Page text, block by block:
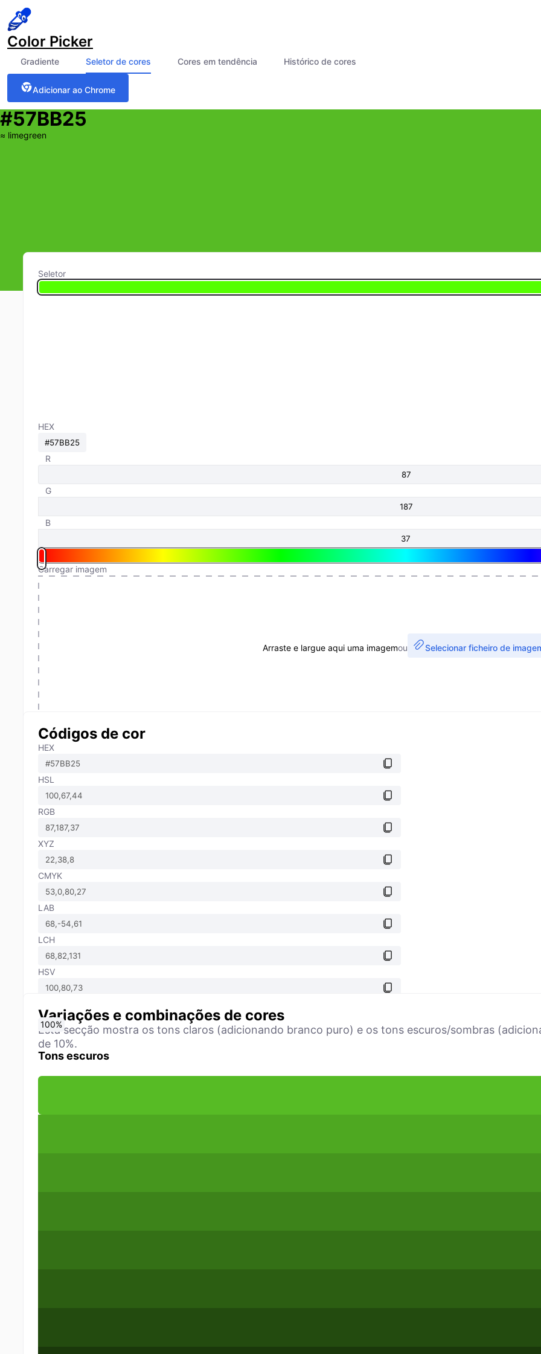
Color Picker
Gradiente Seletor de cores Cores em tendência Histórico de cores
Adicionar ao Chrome
#57BB25
≈ limegreen
Seletor
HEX
R
G
B
Carregar imagem
Arraste e largue aqui uma imagemou Selecionar ficheiro de
Códigos de cor
HEX
HSL
RGB
XYZ
CMYK
LAB
LCH
HSV
Variações e combinações de cores
Esta secção mostra os tons claros (adicionando branco puro) e os tons escuros/sombras
de 10%.
Tons escuros
0%
10%
20%
30%
40%
50%
60%
70%
80%
90%
100%